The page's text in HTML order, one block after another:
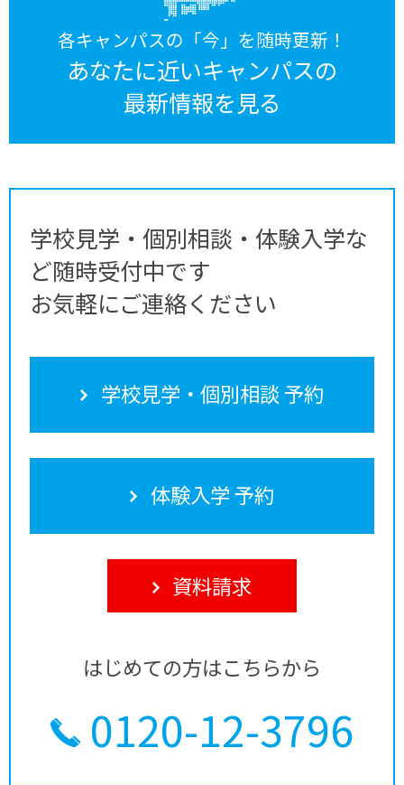
各キャンパスの「今」を随時更新！
あなたに近いキャンパスの
最新情報を見る
学校見学・個別相談・体験入学な
ど随時受付中です
お気軽にご連絡ください
学校見学・個別相談 予約
体験入学 予約
資料請求
はじめての方はこちらから
0120-12-3796